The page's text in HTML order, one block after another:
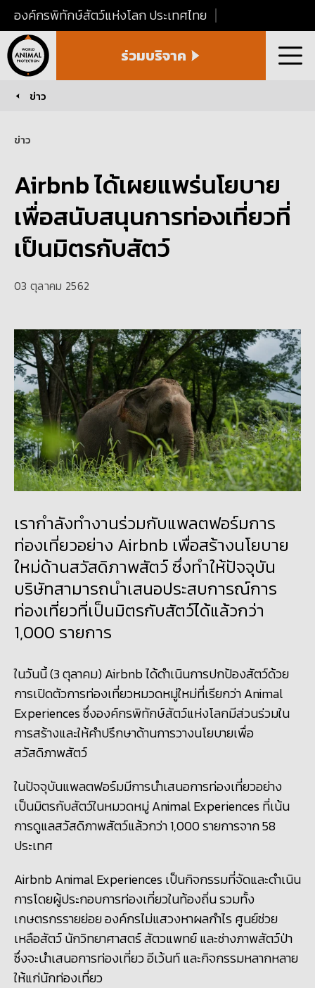
องค์กรพิทักษ์สัตว์แห่งโลก ประเทศไทย
Animal
Protection
ร่วมบริจาค เมนู
You are here:
ข่าว
Airbnb ได้เผยแพร่นโยบาย
เพื่อสนับสนุนการท่องเที่ยวที่
เป็นมิตรกับสัตว์
ข่าว
03 ตุลาคม 2562
เรากำลังทำงานร่วมกับแพลตฟอร์มการ
ท่องเที่ยวอย่าง Airbnb เพื่อสร้างนโยบาย
ใหม่ด้านสวัสดิภาพสัตว์ ซึ่งทำให้ปัจจุบัน
บริษัทสามารถนำเสนอประสบการณ์การ
ท่องเที่ยวที่เป็นมิตรกับสัตว์ได้แล้วกว่า
1,000 รายการ
ในวันนี้ (3 ตุลาคม) Airbnb ได้ดำเนินการปกป้องสัตว์ด้วย
การเปิดตัวการท่องเที่ยวหมวดหมู่ใหม่ที่เรียกว่า Animal
Experiences ซึ่งองค์กรพิทักษ์สัตว์แห่งโลกมีส่วนร่วมใน
การสร้างและให้คำปรึกษาด้านการวางนโยบายเพื่อ
สวัสดิภาพสัตว์
ในปัจจุบันแพลตฟอร์มมีการนำเสนอการท่องเที่ยวอย่าง
เป็นมิตรกับสัตว์ในหมวดหมู่ Animal Experiences ที่เน้น
การดูแลสวัสดิภาพสัตว์แล้วกว่า 1,000 รายการจาก 58
ประเทศ
Airbnb Animal Experiences เป็นกิจกรรมที่จัดและดำเนิน
การโดยผู้ประกอบการท่องเที่ยวในท้องถิ่น รวมทั้ง
เกษตรกรรายย่อย องค์กรไม่แสวงหาผลกำไร ศูนย์ช่วย
เหลือสัตว์ นักวิทยาศาสตร์ สัตวแพทย์ และช่างภาพสัตว์ป่า
ซึ่งจะนำเสนอการท่องเที่ยว อีเว้นท์ และกิจกรรมหลากหลาย
ให้แก่นักท่องเที่ยว